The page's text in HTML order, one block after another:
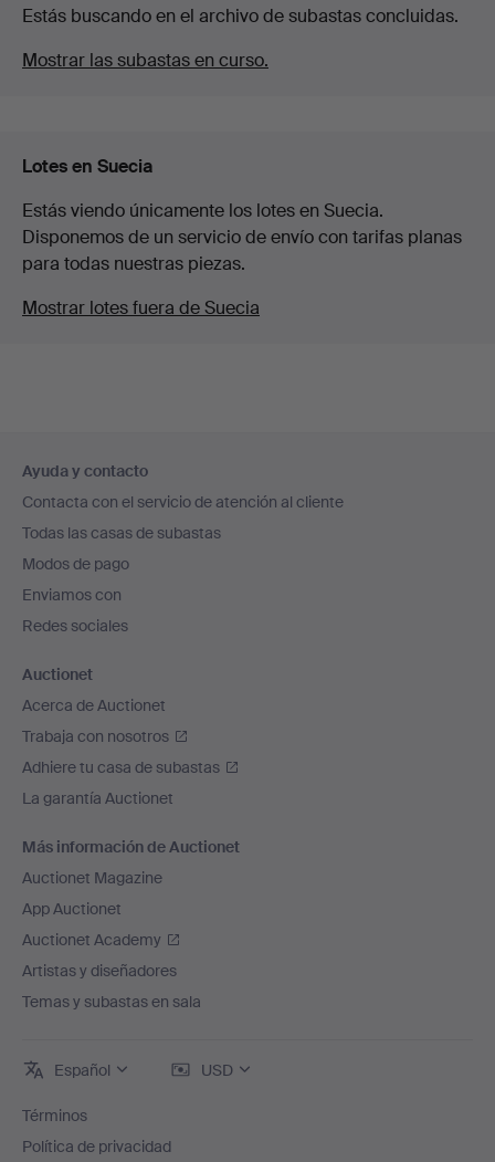
Estás buscando en el archivo de subastas concluidas.
Mostrar las subastas en curso.
Lotes en Suecia
Estás viendo únicamente los lotes en Suecia.
Disponemos de un servicio de envío con tarifas planas
para todas nuestras piezas.
Mostrar lotes fuera de Suecia
en
el
pie
de
página
Ayuda y contacto
Contacta con el servicio de atención al cliente
Todas las casas de subastas
Modos de pago
Enviamos con
Redes sociales
Auctionet
Acerca de Auctionet
Trabaja con nosotros
Adhiere tu casa de subastas
La garantía Auctionet
Más información de Auctionet
Auctionet Magazine
App Auctionet
Auctionet Academy
Artistas y diseñadores
Temas y subastas en sala
Español USD
Términos
Política de privacidad